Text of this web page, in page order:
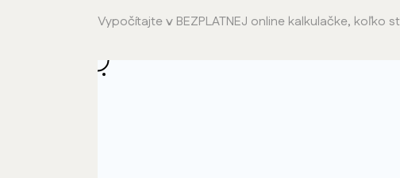
Vypočítajte v BEZPLATNEJ online kalkulačke,